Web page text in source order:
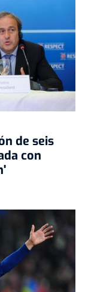
de seis
con